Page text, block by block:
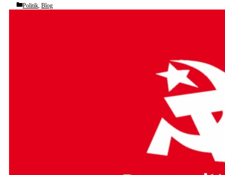
Categories
Politik, Blog